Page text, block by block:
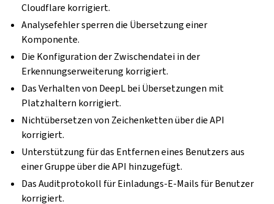
Cloudflare korrigiert.
Analysefehler sperren die Übersetzung einer
Komponente.
Die Konfiguration der Zwischendatei in der
Erkennungserweiterung korrigiert.
Das Verhalten von DeepL bei Übersetzungen mit
Platzhaltern korrigiert.
Nichtübersetzen von Zeichenketten über die API
korrigiert.
Unterstützung für das Entfernen eines Benutzers aus
einer Gruppe über die API hinzugefügt.
Das Auditprotokoll für Einladungs-E-Mails für Benutzer
korrigiert.